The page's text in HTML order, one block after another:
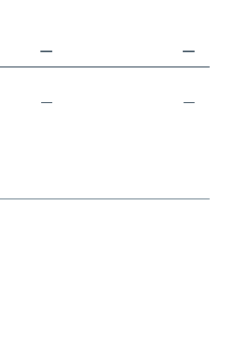
— —
— —